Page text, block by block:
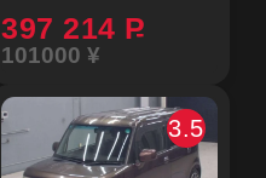
397 214 P
101000 ¥
3.5